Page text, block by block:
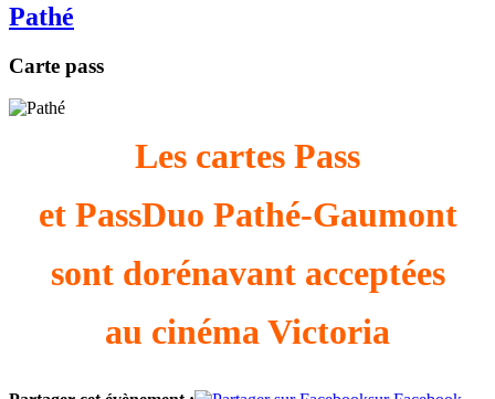
Pathé
Carte pass
Les cartes Pass
et PassDuo Pathé-Gaumont
sont dorénavant acceptées
au cinéma Victoria